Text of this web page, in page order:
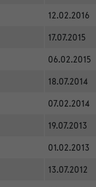
12.02.2016
17.07.2015
06.02.2015
18.07.2014
07.02.2014
19.07.2013
01.02.2013
13.07.2012